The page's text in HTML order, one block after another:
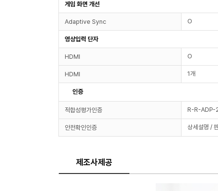
게임 화면 개선
Adaptive Sync O
영상입력 단자
HDMI O
HDMI 1개
인증
적합성평가인증 R-R-
안전확인인증 상세설명 /
제조사제공